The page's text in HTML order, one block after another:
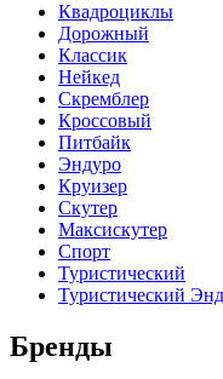
Квадроциклы
Дорожный
Классик
Нейкед
Скремблер
Кроссовый
Питбайк
Эндуро
Круизер
Скутер
Максискутер
Спорт
Туристический
Туристический
Бренды